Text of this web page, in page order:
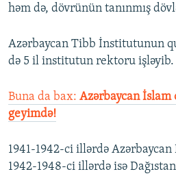
həm də, dövrünün tanınmış
Azərbaycan Tibb İnstitutunun
də 5 il institutun rektoru işləyib.
Buna da bax: Azərbaycan İslam
geyimdə!
1941-1942-ci illərdə
1942-1948-ci illərdə isə